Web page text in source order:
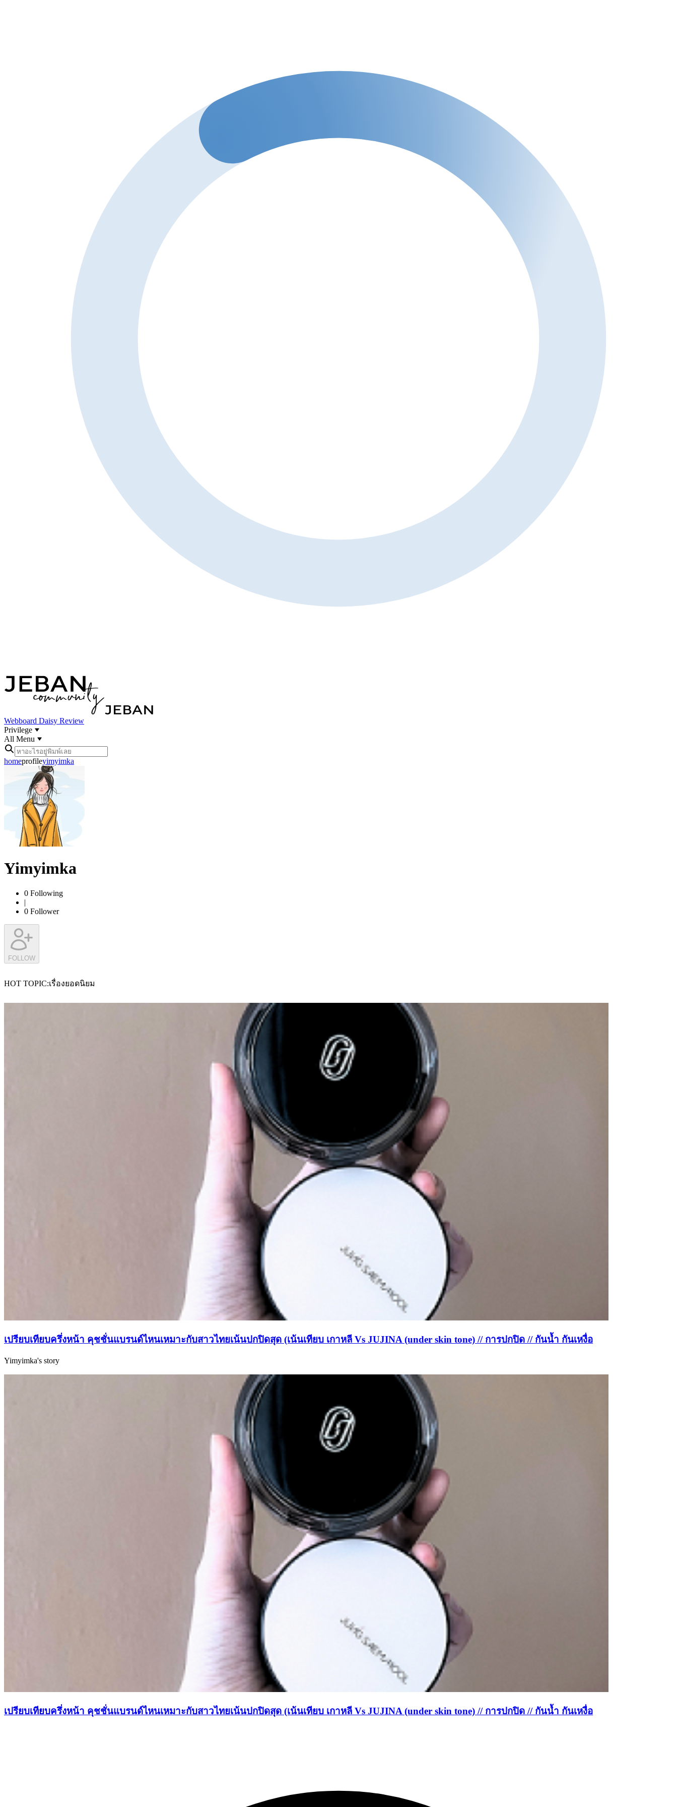
Webboard Daisy Review
Privilege
All Menu
homeprofileyimyimka
Yimyimka
0 Following
|
0 Follower
FOLLOW
HOT TOPIC เรื่องยอดนิยม
เปรียบเทียบครึ่งหน้า คุชชั่นแบรนด์ไหนเหมาะกับสาวไทยเน้นปกปิดสุด (เน้นเทียบ เกาหลี Vs JUJINA (under skin tone) // การปกปิด // กันน้ำ กันเหงื่อ
Yimyimka's story
เปรียบเทียบครึ่งหน้า คุชชั่นแบรนด์ไหนเหมาะกับสาวไทยเน้นปกปิดสุด (เน้นเทียบ เกาหลี Vs JUJINA (under skin tone) // การปกปิด // กันน้ำ กันเหงื่อ